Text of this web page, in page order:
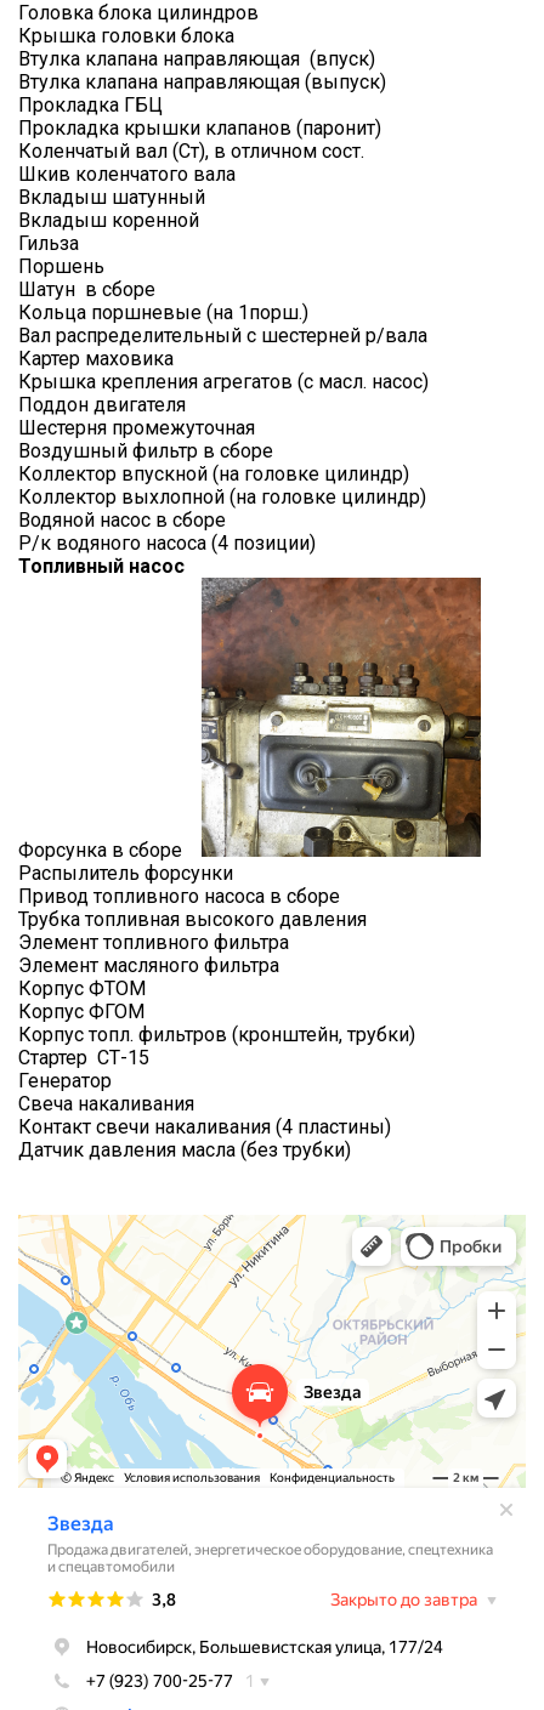
Головка блока цилиндров
Крышка головки блока
Втулка клапана направляющая (впуск)
Втулка клапана направляющая (выпуск)
Прокладка ГБЦ
Прокладка крышки клапанов (паронит)
Коленчатый вал (Ст), в отличном сост.
Шкив коленчатого вала
Вкладыш шатунный
Вкладыш коренной
Гильза
Поршень
Шатун в сборе
Кольца поршневые (на 1порш.)
Вал распределительный с шестерней р/вала
Картер маховика
Крышка крепления агрегатов (с масл. насос)
Поддон двигателя
Шестерня промежуточная
Воздушный фильтр в сборе
Коллектор впускной (на головке цилиндр)
Коллектор выхлопной (на головке цилиндр)
Водяной насос в сборе
Р/к водяного насоса (4 позиции)
Топливный насос
Форсунка в сборе
Распылитель форсунки
Привод топливного насоса в сборе
Трубка топливная высокого давления
Элемент топливного фильтра
Элемент масляного фильтра
Корпус ФТОМ
Корпус ФГОМ
Корпус топл. фильтров (кронштейн, трубки)
Стартер СТ-15
Генератор
Свеча накаливания
Контакт свечи накаливания (4 пластины)
Датчик давления масла (без трубки)